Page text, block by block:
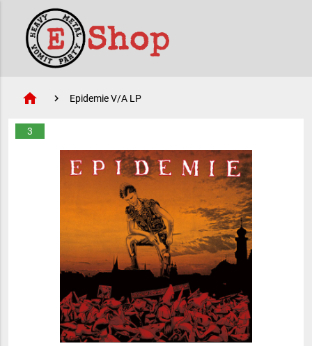
home Epidemie V/A LP
3